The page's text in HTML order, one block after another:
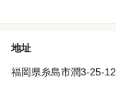
地址
福岡県糸島市潤3-25-12